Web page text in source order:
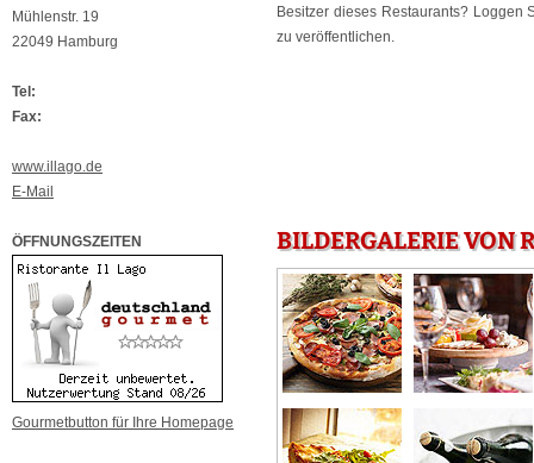
Mühlenstr. 19
22049 Hamburg
Tel:
Fax:
www.illago.de
E-Mail
ÖFFNUNGSZEITEN
Gourmetbutton für Ihre Homepage
Besitzer dieses Restaurants? Loggen
zu veröffentlichen.
BILDERGALERIE VON